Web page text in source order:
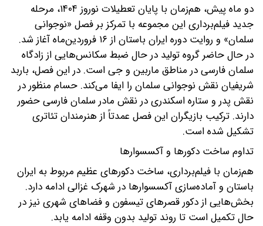
دو ماه پیش، هم‌زمان با پایان تعطیلات نوروز ۱۴۰۴، مرحله
جدید فیلم‌برداری این مجموعه با تمرکز بر فصل «نوجوانی
سلمان» و روایت دوره ایران باستان از ۱۶ فروردین‌ماه آغاز شد.
در حال حاضر گروه تولید در حال ضبط سکانس‌هایی از زادگاه
سلمان فارسی در مناطق ماربین و جی است. در این فصل، باربد
شریفیان نقش نوجوانی سلمان را ایفا می‌کند. حسام منظور در
نقش پدر و ستاره اسکندری در نقش مادر سلمان فارسی حضور
دارند. ترکیب بازیگران این فصل عمدتاً از هنرمندان تئاتری
تشکیل شده است.
تداوم ساخت دکورها و آکسسوارها
هم‌زمان با فیلم‌برداری، ساخت دکورهای عظیم مربوط به ایران
باستان و آماده‌سازی آکسسوارها در شهرک غزالی ادامه دارد.
بخش‌هایی از دکور قصرهای تیسفون و فضاهای شهری نیز در
حال تکمیل است تا روند تولید بدون وقفه ادامه یابد.